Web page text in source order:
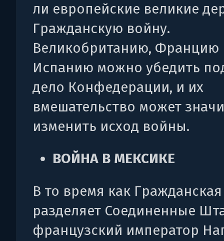
ли европейские великие
Гражданскую войну.
Великобританию, Францию
Испанию можно убедить
дело Конфедерации, и их
вмешательство может
изменить исход войны.
ВОЙНА В МЕКСИКЕ
В то время как
разделяет Соединенные
французский император